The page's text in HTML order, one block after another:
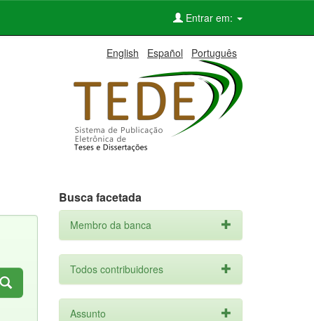
Entrar em:
English Español Português
Busca facetada
Membro da banca
Todos contribuidores
Assunto